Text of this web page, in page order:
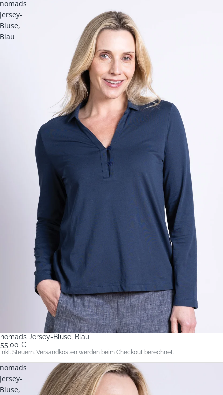
nomads
Jersey-
Bluse,
Blau
nomads Jersey-Bluse, Blau
55,00 €
Inkl. Steuern. Versandkosten werden beim Checkout berechnet.
nomads
Jersey-
Bluse,